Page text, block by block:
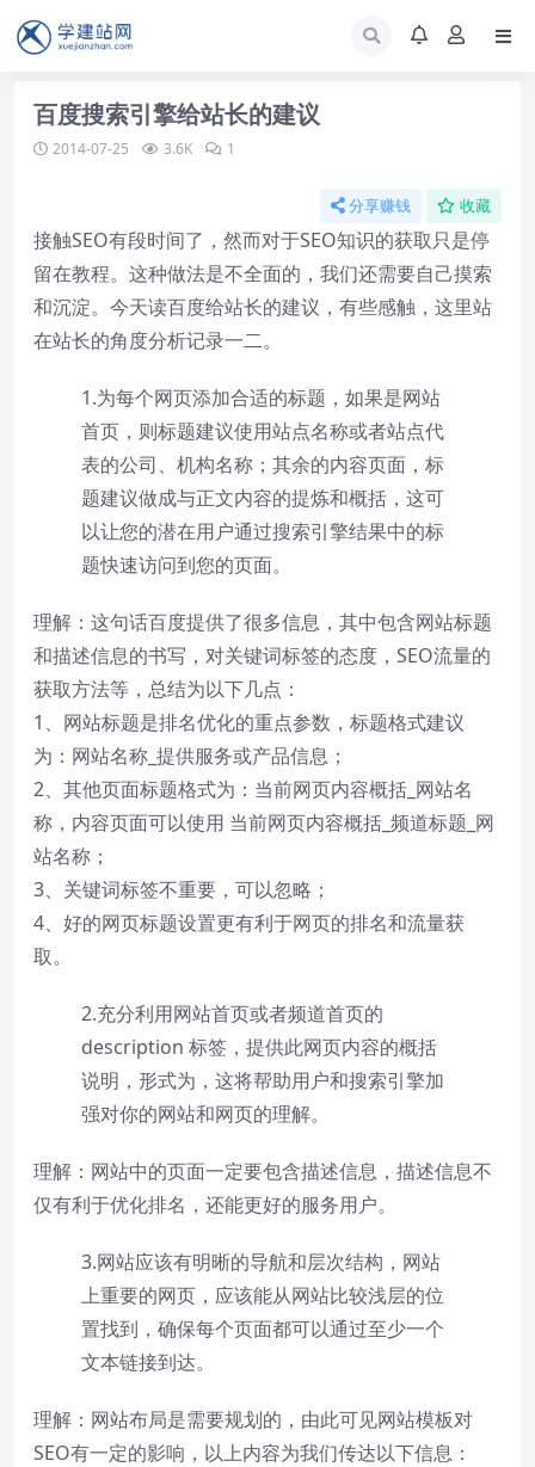
百度搜索引擎给站长的建议
2014-07-25 3.6K 1
分享赚钱 收藏
接触SEO有段时间了，然而对于SEO知识的获取只是停
留在教程。这种做法是不全面的，我们还需要自己摸索
和沉淀。今天读百度给站长的建议，有些感触，这里站
在站长的角度分析记录一二。
1.为每个网页添加合适的标题，如果是网站
首页，则标题建议使用站点名称或者站点代
表的公司、机构名称；其余的内容页面，标
题建议做成与正文内容的提炼和概括，这可
以让您的潜在用户通过搜索引擎结果中的标
题快速访问到您的页面。
理解：这句话百度提供了很多信息，其中包含网站标题
和描述信息的书写，对关键词标签的态度，SEO流量的
获取方法等，总结为以下几点：
1、网站标题是排名优化的重点参数，标题格式建议
为：网站名称_提供服务或产品信息；
2、其他页面标题格式为：当前网页内容概括_网站名
称，内容页面可以使用 当前网页内容概括_频道标题_网
站名称；
3、关键词标签不重要，可以忽略；
4、好的网页标题设置更有利于网页的排名和流量获
取。
2.充分利用网站首页或者频道首页的
description 标签，提供此网页内容的概括
说明，形式为，这将帮助用户和搜索引擎加
强对你的网站和网页的理解。
理解：网站中的页面一定要包含描述信息，描述信息不
仅有利于优化排名，还能更好的服务用户。
3.网站应该有明晰的导航和层次结构，网站
上重要的网页，应该能从网站比较浅层的位
置找到，确保每个页面都可以通过至少一个
文本链接到达。
理解：网站布局是需要规划的，由此可见网站模板对
SEO有一定的影响，以上内容为我们传达以下信息：